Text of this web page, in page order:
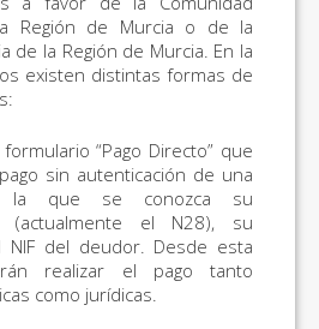
Región de Murcia o de la
de la Región de Murcia. En la
existen distintas formas de
“Pago Directo” que
sin autenticación de una
la que se conozca su
(actualmente el N28), su
del deudor. Desde esta
realizar el pago tanto
como jurídicas.